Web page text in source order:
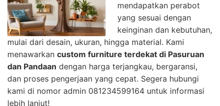
mendapatkan perabot
yang sesuai dengan
keinginan dan kebutuhan,
mulai dari desain, ukuran, hingga material. Kami
menawarkan custom furniture terdekat di Pasuruan
dan Pandaan dengan harga terjangkau, bergaransi,
dan proses pengerjaan yang cepat. Segera hubungi
kami di nomor admin 081234599164 untuk informasi
lebih lanjut!